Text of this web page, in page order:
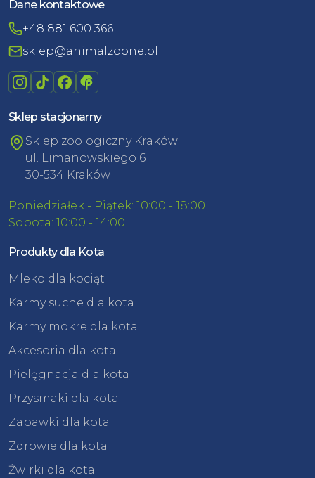
Dane kontaktowe
+48 881 600 366
sklep@animalzoone.pl
Sklep stacjonarny
Sklep zoologiczny Kraków
ul. Limanowskiego 6
30-534 Kraków
Poniedziałek - Piątek: 10:00 - 18:00
Sobota: 10:00 - 14:00
Produkty dla Kota
Mleko dla kociąt
Karmy suche dla kota
Karmy mokre dla kota
Akcesoria dla kota
Pielęgnacja dla kota
Przysmaki dla kota
Zabawki dla kota
Zdrowie dla kota
Żwirki dla kota